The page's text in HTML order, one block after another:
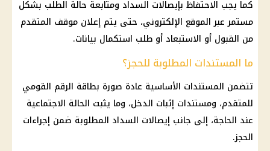
كما يجب الاحتفاظ بإيصالات السداد ومتابعة حالة الطلب بشكل
مستمر عبر الموقع الإلكتروني، حتى يتم إعلان موقف المتقدم
من القبول أو الاستبعاد أو طلب استكمال بيانات.
ما المستندات المطلوبة للحجز؟
تتضمن المستندات الأساسية عادة صورة بطاقة الرقم القومي
للمتقدم، ومستندات إثبات الدخل، وما يثبت الحالة الاجتماعية
عند الحاجة، إلى جانب إيصالات السداد المطلوبة ضمن إجراءات
الحجز.